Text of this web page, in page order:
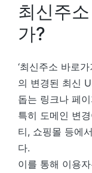
최신주
가?
‘최신주소 바로
의 변경된 최신
돕는 링크나 페
특히 도메인 변
티, 쇼핑몰 등에서
다.
이를 통해 이용